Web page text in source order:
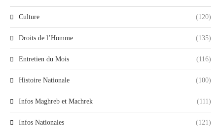
Culture (120)
Droits de l’Homme (135)
Entretien du Mois (116)
Histoire Nationale (100)
Infos Maghreb et Machrek (111)
Infos Nationales (121)